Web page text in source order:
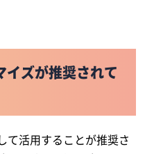
ズが推奨されて
て活用することが推奨さ